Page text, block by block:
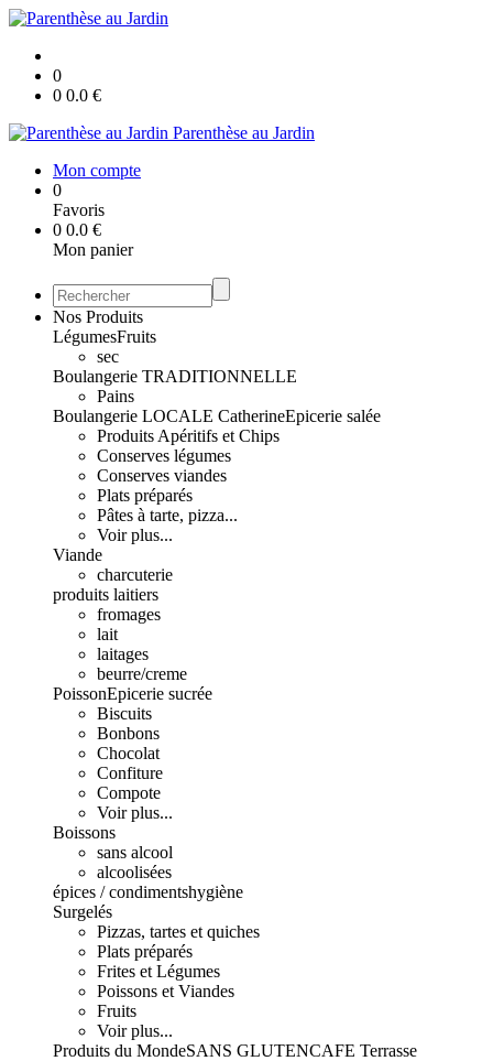
0
0 0.0 €
Parenthèse au Jardin
Mon compte
0
Favoris
0 0.0 €
Mon panier
Nos Produits
LégumesFruits
sec
Boulangerie TRADITIONNELLE
Pains
Boulangerie LOCALE CatherineEpicerie salée
Produits Apéritifs et Chips
Conserves légumes
Conserves viandes
Plats préparés
Pâtes à tarte, pizza...
Voir plus...
Viande
charcuterie
produits laitiers
fromages
lait
laitages
beurre/creme
PoissonEpicerie sucrée
Biscuits
Bonbons
Chocolat
Confiture
Compote
Voir plus...
Boissons
sans alcool
alcoolisées
épices / condimentshygiène
Surgelés
Pizzas, tartes et quiches
Plats préparés
Frites et Légumes
Poissons et Viandes
Fruits
Voir plus...
Produits du MondeSANS GLUTENCAFE Terrasse